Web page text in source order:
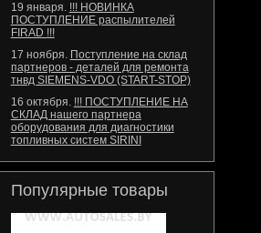
19 января. !!! НОВИНКА
ПОСТУПЛЕНИЕ распылителей
FIRAD !!!
17 ноября. Поступление на склад
партнеров - деталей для ремонта
тнвд SIEMENS-VDO (START-STOP)
16 октября. !!! ПОСТУПЛЕНИЕ НА
СКЛАД нашего партнера
оборудования для диагностики
топливных систем SIRINI
Популярные товары